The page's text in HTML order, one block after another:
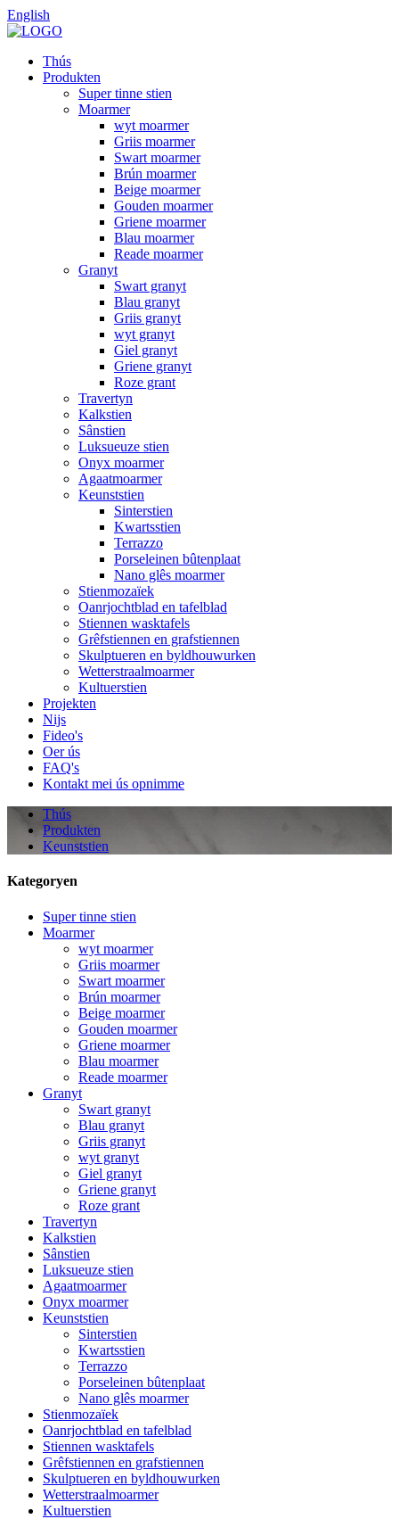
English
Thús
Produkten
Super tinne stien
Moarmer
wyt moarmer
Griis moarmer
Swart moarmer
Brún moarmer
Beige moarmer
Gouden moarmer
Griene moarmer
Blau moarmer
Reade moarmer
Granyt
Swart granyt
Blau granyt
Griis granyt
wyt granyt
Giel granyt
Griene granyt
Roze grant
Travertyn
Kalkstien
Sânstien
Luksueuze stien
Onyx moarmer
Agaatmoarmer
Keunststien
Sinterstien
Kwartsstien
Terrazzo
Porseleinen bûtenplaat
Nano glês moarmer
Stienmozaïek
Oanrjochtblad en tafelblad
Stiennen wasktafels
Grêfstiennen en grafstiennen
Skulptueren en byldhouwurken
Wetterstraalmoarmer
Kultuerstien
Projekten
Nijs
Fideo's
Oer ús
FAQ's
Kontakt mei ús opnimme
Thús
Produkten
Keunststien
Kategoryen
Super tinne stien
Moarmer
wyt moarmer
Griis moarmer
Swart moarmer
Brún moarmer
Beige moarmer
Gouden moarmer
Griene moarmer
Blau moarmer
Reade moarmer
Granyt
Swart granyt
Blau granyt
Griis granyt
wyt granyt
Giel granyt
Griene granyt
Roze grant
Travertyn
Kalkstien
Sânstien
Luksueuze stien
Agaatmoarmer
Onyx moarmer
Keunststien
Sinterstien
Kwartsstien
Terrazzo
Porseleinen bûtenplaat
Nano glês moarmer
Stienmozaïek
Oanrjochtblad en tafelblad
Stiennen wasktafels
Grêfstiennen en grafstiennen
Skulptueren en byldhouwurken
Wetterstraalmoarmer
Kultuerstien